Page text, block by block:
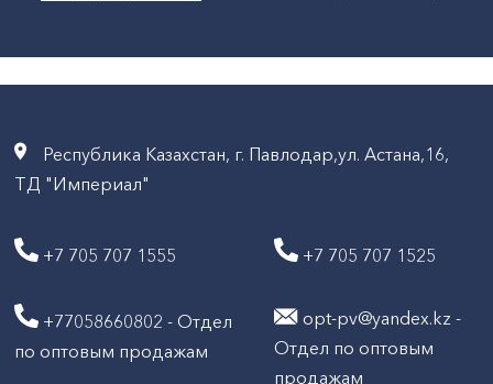
Республика Казахстан, г. Павлодар,ул. Астана,16,
ТД "Империал"
+7 705 707 1555 +7 705 707 1525
+77058660802 - Отдел
по оптовым продажам
opt-pv@yandex.kz -
Отдел по оптовым
продажам